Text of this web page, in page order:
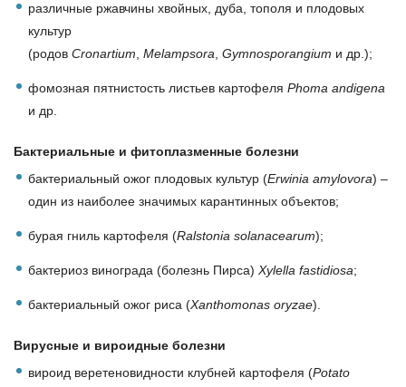
различные ржавчины хвойных, дуба, тополя и плодовых
культур
(родов Cronartium Melampsora Gymnosporangium и др.);
фомозная пятнистость листьев картофеля Phoma andigena
и др.
Бактериальные и фитоплазменные болезни
бактериальный ожог плодовых культур (Erwinia amylovora) –
один из наиболее значимых карантинных объектов;
бурaя гниль картофеля (Ralstonia solanacearum);
бактериоз винограда (болезнь Пирса) Xylella fastidiosa;
бактериальный ожог риса (Xanthomonas oryzae).
Вирусные и вироидные болезни
вироид веретеновидности клубней картофеля (Potato